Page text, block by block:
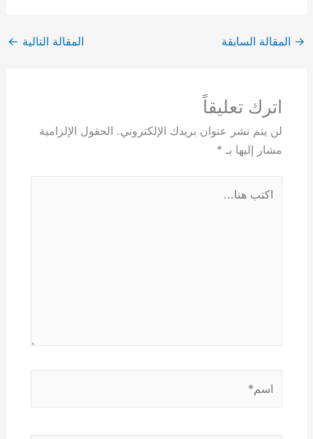
→ المقالة السابقة المقالة التالية ←
اترك تعليقاً
لن يتم نشر عنوان بريدك الإلكتروني. الحقول الإلزامية
مشار إليها بـ *